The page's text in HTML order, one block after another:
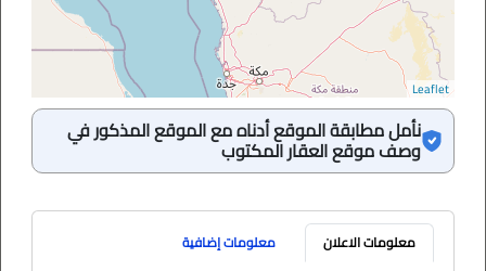
Leaflet
نأمل مطابقة الموقع أدناه مع الموقع المذكور في
وصف موقع العقار المكتوب
معلومات الاعلان
معلومات إضافية